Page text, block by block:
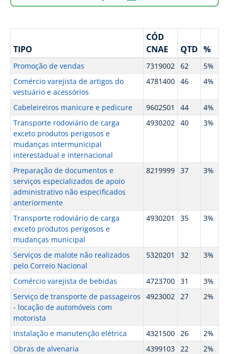
TIPO
CÓD
CNAE
QTD %
Promoção de vendas 7319002 62
5%
Comércio varejista de artigos do
vestuário e acessórios
4781400 46 4%
Cabeleireiros manicure e pedicure 9602501 44
4%
Transporte rodoviário de carga
exceto produtos perigosos e
mudanças intermunicipal
interestadual e internacional
4930202 40 3%
Preparação de documentos e
serviços especializados de apoio
administrativo não especificados
anteriormente
8219999 37 3%
Transporte rodoviário de carga
exceto produtos perigosos e
mudanças municipal
4930201 35 3%
Serviços de malote não realizados
pelo Correio Nacional
5320201 32 3%
Comércio varejista de bebidas 4723700 31
3%
Serviço de transporte de passageiros
- locação de automóveis com
motorista
4923002 27 2%
Instalação e manutenção elétrica 4321500 26
2%
Obras de alvenaria
4399103 22
2%